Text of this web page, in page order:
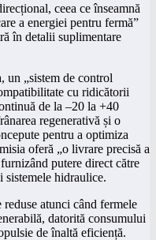
ceea ce înseamnă
a energiei pentru fermă”
în detalii suplimentare
un „sistem de control
cu ridicătorii
de la –20 la +40
regenerativă și o
pentru a optimiza
oferă „o livrare precisă a
putere direct către
sistemele hidraulice.
atunci când fermele
datorită consumului
de înaltă eficiență.